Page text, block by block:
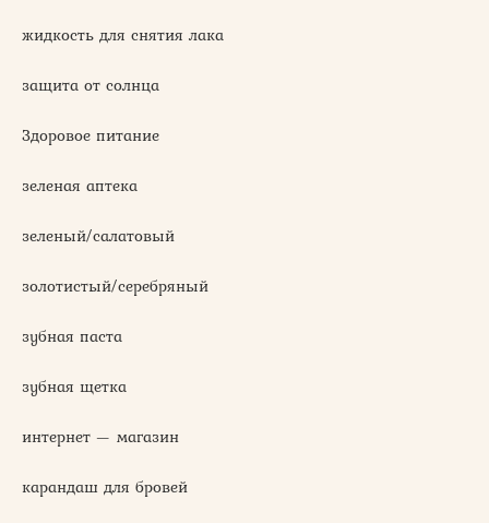
жидкость для снятия лака
защита от солнца
Здоровое питание
зеленая аптека
зеленый/салатовый
золотистый/серебряный
зубная паста
зубная щетка
интернет — магазин
карандаш для бровей